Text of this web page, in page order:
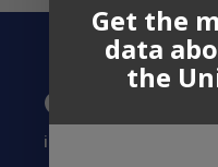
Contact US
Get the
data
the